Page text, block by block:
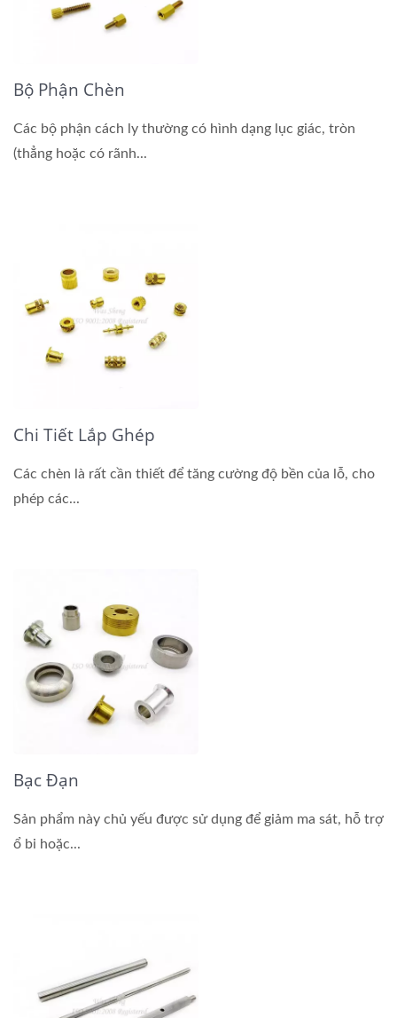
Bộ Phận Chèn
Các bộ phận cách ly thường có hình dạng lục giác, tròn
(thẳng hoặc có rãnh...
Chi Tiết Lắp Ghép
Các chèn là rất cần thiết để tăng cường độ bền của lỗ, cho
phép các...
Bạc Đạn
Sản phẩm này chủ yếu được sử dụng để giảm ma sát, hỗ trợ
ổ bi hoặc...